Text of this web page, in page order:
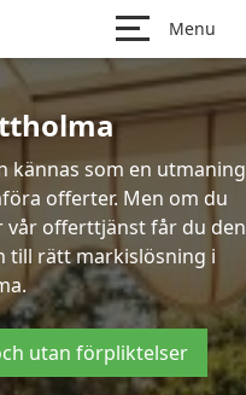
Menu
kännas som en utmaning
offerter. Men om du
vår offerttjänst får du den
till rätt markislösning i
utan förpliktelser